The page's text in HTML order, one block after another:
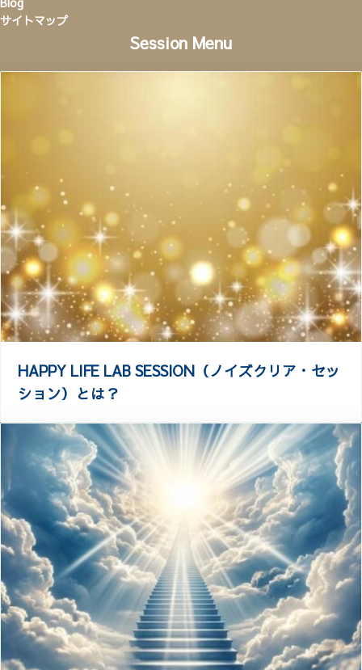
サイトマップ
Session Menu
HAPPY LIFE LAB SESSION（ノイズクリア・セッ
ション）とは？